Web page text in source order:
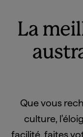
La
Que vous
culture,
facilité, faites